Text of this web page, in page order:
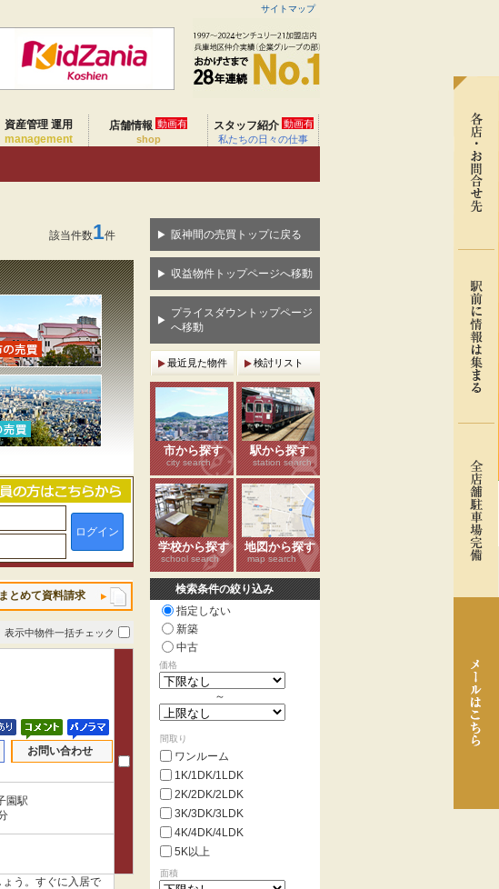
サイトマップ
資産管理 運用
management
店舗情報 動画有
shop
スタッフ紹介 動画有
私たちの日々の仕事
該当件数1件
ログイン
まとめて資料請求
表示中物件一括チェック
お問い合わせ
園駅
う。すぐに入居で
阪神間の売買トップに戻る
収益物件トップページへ移動
プライスダウントップページ
へ移動
最近見た物件 検討リスト
市から探す
city search
駅から探す
station search
学校から探す
school search
地図から探す
map search
検索条件の絞り込み
指定しない
新築
中古
価格
～
間取り
ワンルーム
1K/1DK/1LDK
2K/2DK/2LDK
3K/3DK/3LDK
4K/4DK/4LDK
5K以上
面積